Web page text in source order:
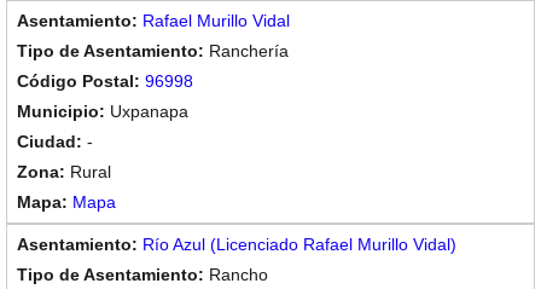
Rafael Murillo Vidal
Ranchería
96998
Uxpanapa
-
Rural
Mapa
Río Azul (Licenciado Rafael Murillo Vidal)
Rancho